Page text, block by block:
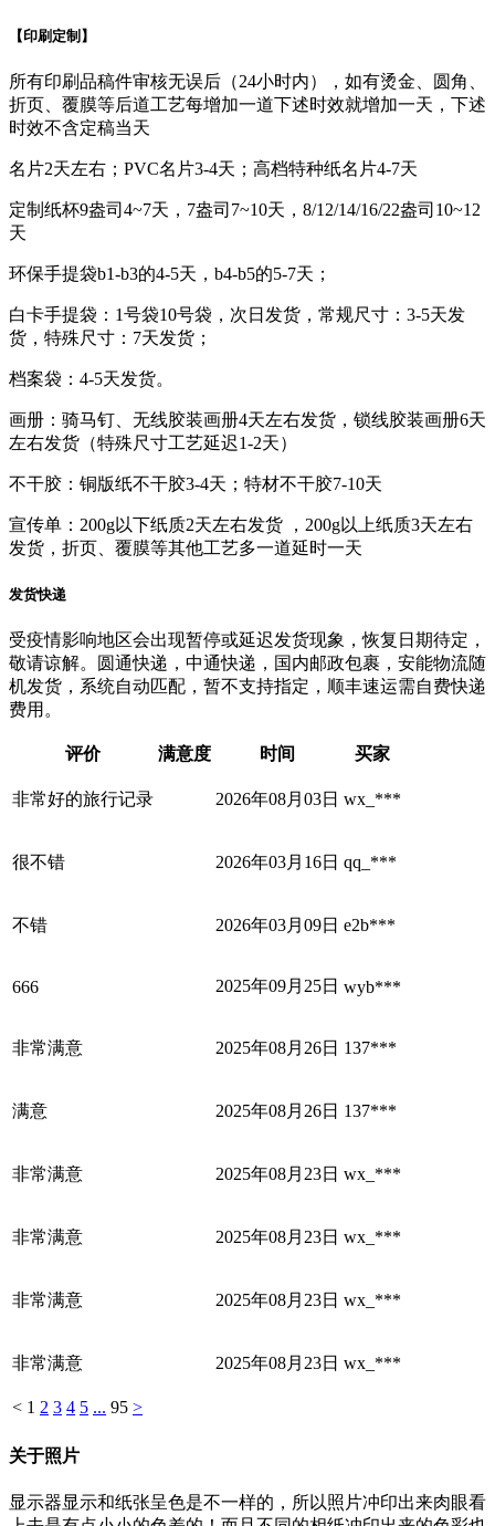
【印刷定制】
所有印刷品稿件审核无误后（24小时内），如有烫金、圆角、
折页、覆膜等后道工艺每增加一道下述时效就增加一天，下述
时效不含定稿当天
名片2天左右；PVC名片3-4天；高档特种纸名片4-7天
定制纸杯9盎司4~7天，7盎司7~10天，8/12/14/16/22盎司10~12
天
环保手提袋b1-b3的4-5天，b4-b5的5-7天；
白卡手提袋：1号袋10号袋，次日发货，常规尺寸：3-5天发
货，特殊尺寸：7天发货；
档案袋：4-5天发货。
画册：骑马钉、无线胶装画册4天左右发货，锁线胶装画册6天
左右发货（特殊尺寸工艺延迟1-2天）
不干胶：铜版纸不干胶3-4天；特材不干胶7-10天
宣传单：200g以下纸质2天左右发货 ，200g以上纸质3天左右
发货，折页、覆膜等其他工艺多一道延时一天
发货快递
受疫情影响地区会出现暂停或延迟发货现象，恢复日期待定，
敬请谅解。圆通快递，中通快递，国内邮政包裹，安能物流随
机发货，系统自动匹配，暂不支持指定，顺丰速运需自费快递
费用。
评价 满意度 时间 买家
非常好的旅行记录 2026年08月03日 wx_***
很不错 2026年03月16日 qq_***
不错 2026年03月09日 e2b***
666 2025年09月25日 wyb***
非常满意 2025年08月26日 137***
满意 2025年08月26日 137***
非常满意 2025年08月23日 wx_***
非常满意 2025年08月23日 wx_***
非常满意 2025年08月23日 wx_***
非常满意 2025年08月23日 wx_***
< 1 2 3 4 5 ... 95 >
关于照片
显示器显示和纸张呈色是不一样的，所以照片冲印出来肉眼看